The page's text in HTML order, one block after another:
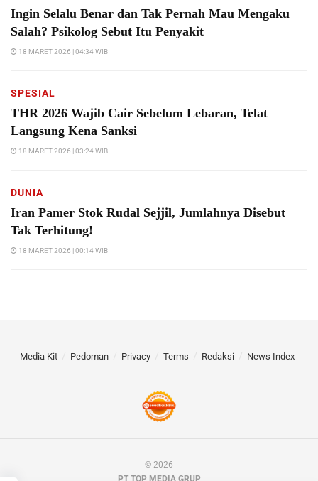
Ingin Selalu Benar dan Tak Pernah Mau Mengaku
Salah? Psikolog Sebut Itu Penyakit
18 MARET 2026 | 04:34 WIB
SPESIAL
THR 2026 Wajib Cair Sebelum Lebaran, Telat
Langsung Kena Sanksi
18 MARET 2026 | 03:24 WIB
DUNIA
Iran Pamer Stok Rudal Sejjil, Jumlahnya Disebut
Tak Terhitung!
18 MARET 2026 | 00:14 WIB
Media Kit Pedoman Privacy Terms Redaksi News Index
© 2026
PT TOP MEDIA GRUP